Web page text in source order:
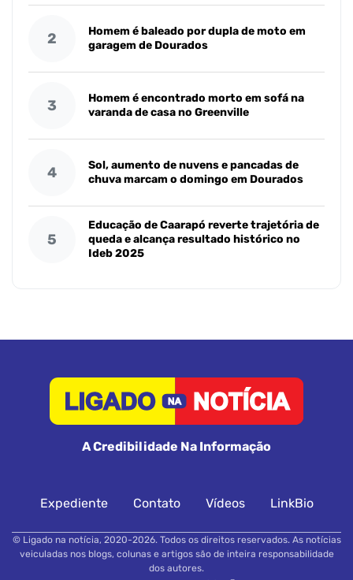
2
Homem é baleado por dupla de moto em
garagem de Dourados
3
Homem é encontrado morto em sofá na
varanda de casa no Greenville
4
Sol, aumento de nuvens e pancadas de
chuva marcam o domingo em Dourados
5
Educação de Caarapó reverte trajetória de
queda e alcança resultado histórico no
Ideb 2025
A Credibilidade Na Informação
Expediente Contato Vídeos LinkBio
© Ligado na notícia, 2020-2026. Todos os direitos reservados. As notícias
veiculadas nos blogs, colunas e artigos são de inteira responsabilidade
dos autores.